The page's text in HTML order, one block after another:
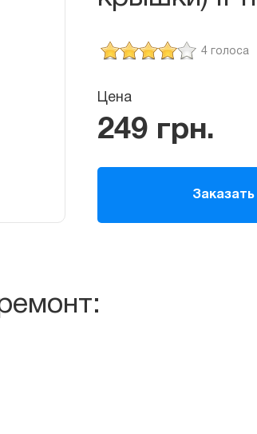
4 голоса
Цена
249грн.
Заказать